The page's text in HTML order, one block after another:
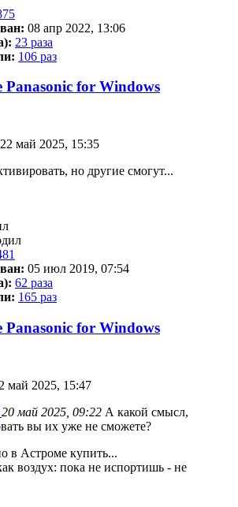
08 апр 2022, 13:06
23 раза
106 раз
Panasonic for Windows
22 май 2025, 15:35
но другие смогут...
05 июл 2019, 07:54
62 раза
165 раз
Panasonic for Windows
май 2025, 15:47
20 май 2025, 09:22 А какой смысл,
вы их уже не сможете?
в Астроме купить...
воздух: пока не испортишь - не